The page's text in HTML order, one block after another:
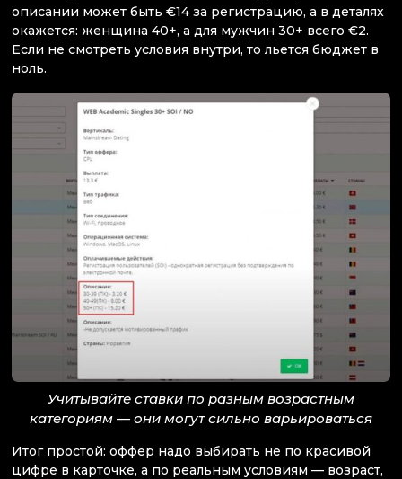
описании может быть €14 за регистрацию, а в деталях
окажется: женщина 40+, а для мужчин 30+ всего €2.
Если не смотреть условия внутри, то льется бюджет в
ноль.
Учитывайте ставки по разным возрастным
категориям — они могут сильно варьироваться
Итог простой: оффер надо выбирать не по красивой
цифре в карточке, а по реальным условиям — возраст,